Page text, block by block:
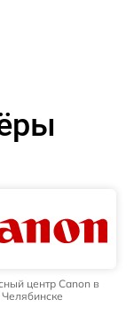
центр Canon в
Челябинске